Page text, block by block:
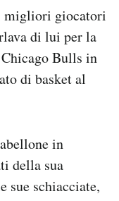
migliori giocatori
di lui per la
Bulls in
di basket al
in
della sua
sue schiacciate,